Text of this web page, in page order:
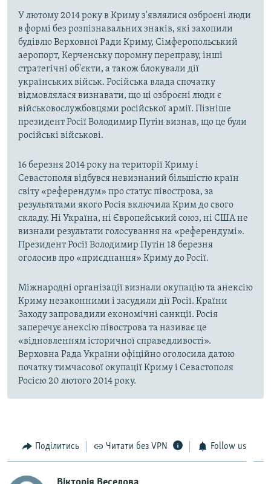
У лютому 2014 року в Криму з'являлися озброєні люди
в формі без розпізнавальних знаків, які захопили
будівлю Верховної Ради Криму, Сімферопольський
аеропорт, Керченську поромну переправу, інші
стратегічні об'єкти, а також блокували дії
українських військ. Російська влада спочатку
відмовлялася визнавати, що ці озброєні люди є
військовослужбовцями російської армії. Пізніше
президент Росії Володимир Путін визнав, що це були
російські військові.
16 березня 2014 року на території Криму і
Севастополя відбувся невизнаний більшістю країн
світу «референдум» про статус півострова, за
результатами якого Росія включила Крим до свого
складу. Ні Україна, ні Європейський союз, ні США не
визнали результати голосування на «референдумі».
Президент Росії Володимир Путін 18 березня
оголосив про «приєднання» Криму до Росії.
Міжнародні організації визнали окупацію та анексію
Криму незаконними і засудили дії Росії. Країни
Заходу запровадили економічні санкції. Росія
заперечує анексію півострова та називає це
«відновленням історичної справедливості».
Верховна Рада України офіційно оголосила датою
початку тимчасової окупації Криму і Севастополя
Росією 20 лютого 2014 року.
Поділитись Читати без VPN Follow us